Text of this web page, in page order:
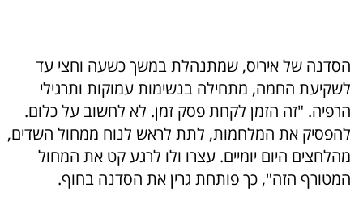
הסדנה של איריס, שמתנהלת במשך כשעה וחצי עד
לשקיעת החמה, מתחילה בנשימות עמוקות ותרגילי
הרפיה. "זה הזמן לקחת פסק זמן. לא לחשוב על כלום.
להפסיק את המלחמות, לתת לראש לנוח ממחול השדים,
מהלחצים היום יומיים. עצרו ולו לרגע קט את המחול
המטורף הזה", כך פותחת גרין את הסדנה בחוף.